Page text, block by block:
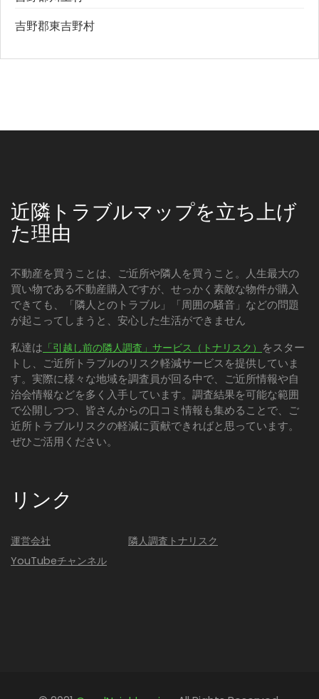
吉野郡東吉野村
近隣トラブルマップを立ち上げ
た理由
不動産を買うことは、ご近所や隣人を買うこと。人生最大の
買い物である不動産購入ですが、せっかく素敵な物件が購入
できても、「隣人とのトラブル」「周囲の騒音」などの問題
が起こってしまうと、安心した生活ができません
私達は 「引越し前の隣人調査」サービス（トナリスク） をスター
トし、ご近所トラブルのリスク軽減サービスを提供していま
す。実際に様々な地域を調査員が回る中で、ご近所情報や自
治会情報などを多く入手しています。調査結果を可能な範囲
で公開しつつ、皆さんからの口コミ情報も集めることで、ご
近所トラブルリスクの軽減に貢献できればと思っています。
ぜひご活用ください。
リンク
運営会社
YouTubeチャンネル
隣人調査トナリスク